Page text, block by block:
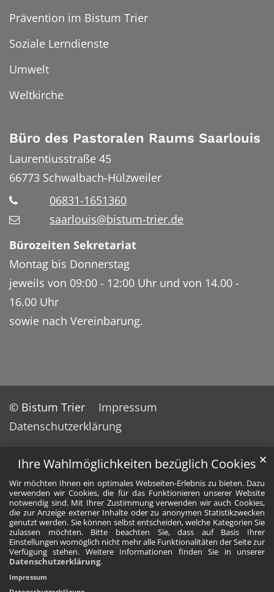
Ihre Wahlmöglichkeiten bezüglich Cookies
Wir möchten Ihnen ein optimales Webseiten-Erlebnis zu bieten. Dazu
verwenden wir Cookies, die für das Funktionieren unserer Website
notwendig sind. Mit Ihrer Zustimmung verwenden wir auch Cookies,
die zur Anzeige externer Inhalte oder zu anonymen Statistikzwecken
genutzt werden. Sie können selbst entscheiden, welche Kategorien Sie
zulassen möchten. Bitte beachten Sie, dass auf Basis Ihrer
Einstellungen womöglich nicht mehr alle Funktionalitäten der Seite zur
Verfügung stehen. Weitere Informationen finden Sie in unserer
Datenschutzerklärung.
✕
Impressum
Prävention im Bistum Trier
Soziale Lerndienste
Umwelt
Weltkirche
Büro des Pastoralen Raums Saarlouis
Laurentiusstraße 45
66773 Schwalbach-Hülzweiler
06831-1651360
saarlouis@bistum-trier.de
Bürozeiten Sekretariat
Montag bis Donnerstag
jeweils von 09:00 - 12:00 Uhr und von 14.00 -
16.00 Uhr
sowie nach Vereinbarung.
© Bistum Trier
Impressum
Datenschutzerklärung